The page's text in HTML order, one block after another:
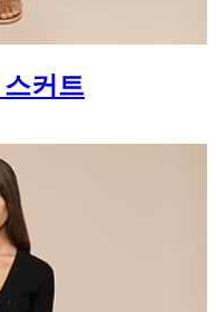
커트